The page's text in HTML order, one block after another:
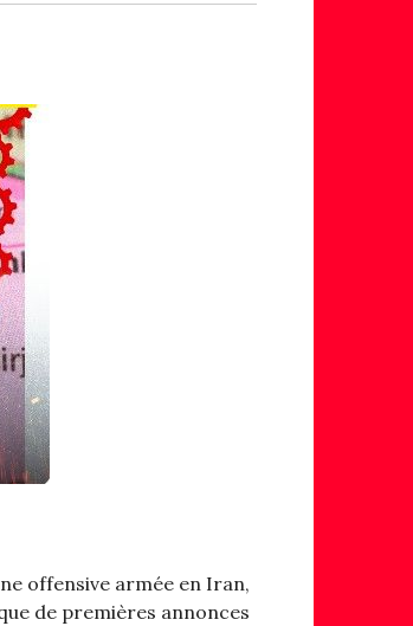
offensive armée en Iran,
de premières annonces